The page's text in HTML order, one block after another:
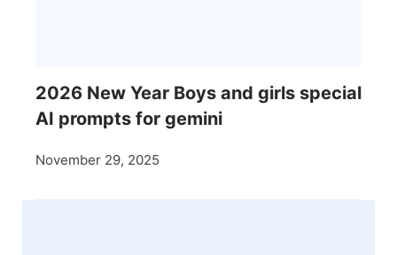
2026 New Year Boys and girls special
AI prompts for gemini
November 29, 2025